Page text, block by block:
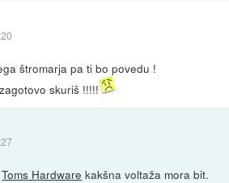
štromarja pa ti bo povedu !
skuriš !!!!!
Toms Hardware kakšna voltaža mora bit.